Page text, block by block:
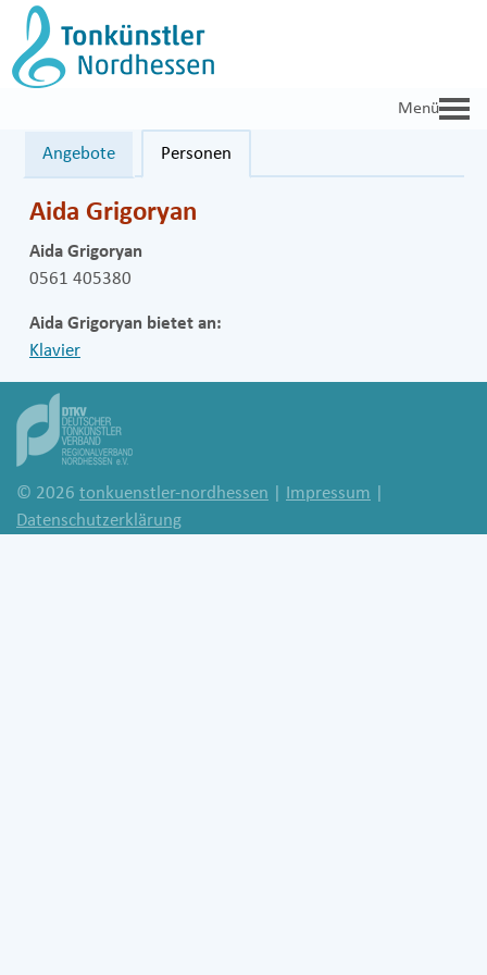
Zum
Inhalt
springen
Angebote Personen
Aida Grigoryan
Aida Grigoryan
0561 405380
Aida Grigoryan bietet an:
Klavier
© 2026 tonkuenstler-nordhessen Impressum
Datenschutzerklärung